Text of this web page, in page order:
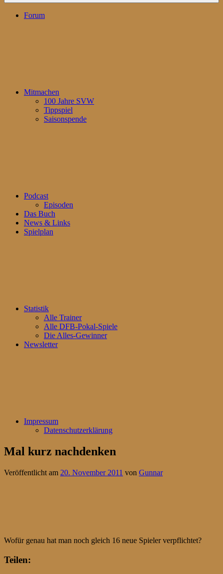
Forum
Mitmachen
100 Jahre SVW
Tippspiel
Saisonspende
Podcast
Episoden
Das Buch
News & Links
Spielplan
Statistik
Alle Trainer
Alle DFB-Pokal-Spiele
Die Alles-Gewinner
Newsletter
Impressum
Datenschutzerklärung
Mal kurz nachdenken
Veröffentlicht am 20. November 2011 von Gunnar
Wofür genau hat man noch gleich 16 neue Spieler verpflichtet?
Teilen: